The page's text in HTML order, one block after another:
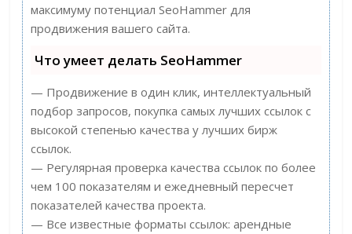
максимуму потенциал SeoHammer для
продвижения вашего сайта.
Что умеет делать SeoHammer
— Продвижение в один клик, интеллектуальный
подбор запросов, покупка самых лучших ссылок с
высокой степенью качества у лучших бирж
ссылок.
— Регулярная проверка качества ссылок по более
чем 100 показателям и ежедневный пересчет
показателей качества проекта.
— Все известные форматы ссылок: арендные